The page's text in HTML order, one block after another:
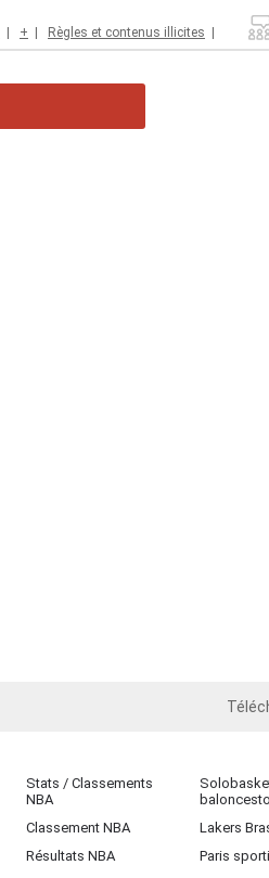
| + | Règles et contenus illicites |
iOS
Stats / Classements
NBA
Classement NBA
Résultats NBA
baloncesto
Lakers
Paris